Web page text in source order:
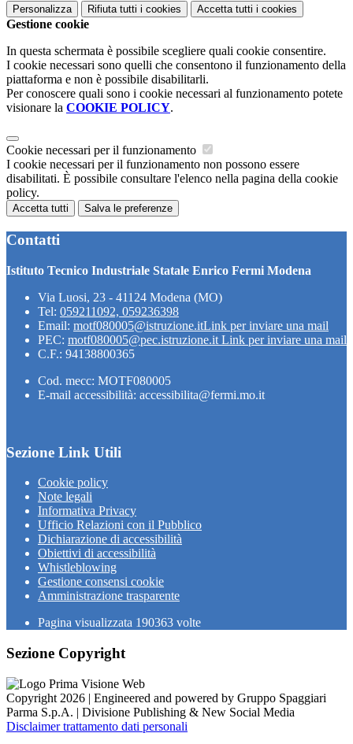
Personalizza Rifiuta tutti i cookies Accetta tutti i cookies
Gestione cookie
In questa schermata è possibile scegliere quali cookie consentire.
I cookie necessari sono quelli che consentono il funzionamento della
piattaforma e non è possibile disabilitarli.
Per conoscere quali sono i cookie necessari al funzionamento potete
visionare la COOKIE POLICY.
Cookie necessari per il funzionamento
I cookie necessari per il funzionamento non possono essere
disabilitati. È possibile consultare l'elenco nella pagina della cookie
policy.
Accetta tutti Salva le preferenze
Contatti
Istituto Tecnico Industriale Statale Enrico Fermi Modena
Via Luosi, 23 - 41124 Modena (MO)
Tel: 059211092, 059236398
Email: motf080005@istruzione.itLink per inviare una mail
PEC: motf080005@pec.istruzione.it Link per inviare una mail
C.F.: 94138800365
Cod. mecc: MOTF080005
E-mail accessibilità: accessibilita@fermi.mo.it
Sezione Link Utili
Cookie policy
Note legali
Informativa Privacy
Ufficio Relazioni con il Pubblico
Dichiarazione di accessibilità
Obiettivi di accessibilità
Whistleblowing
Gestione consensi cookie
Amministrazione trasparente
Pagina visualizzata 190363 volte
Sezione Copyright
Copyright 2026 | Engineered and powered by Gruppo Spaggiari
Parma S.p.A. | Divisione Publishing & New Social Media
Disclaimer trattamento dati personali